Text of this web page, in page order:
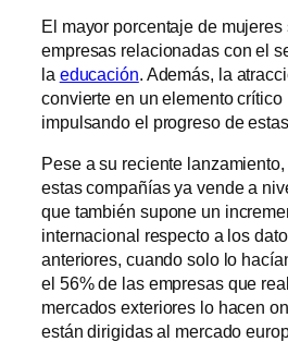
El mayor porcentaje de
empresas relacionadas con el
la educación . Además, la
convierte en un elemento
impulsando el progreso de
Pese a su reciente
estas compañías ya vende a
que también supone un
internacional respecto a los
anteriores, cuando solo lo
el 56% de las empresas que
mercados exteriores lo hacen
están dirigidas al mercado